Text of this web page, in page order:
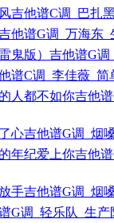
吉他谱C调_巴扎
他谱G调_万海东
鬼版）吉他谱G
谱C调_李佳薇_简
人都不如你吉他
心吉他谱G调_烟
年纪爱上你吉他
手吉他谱G调_烟
G调_轻乐队_生产